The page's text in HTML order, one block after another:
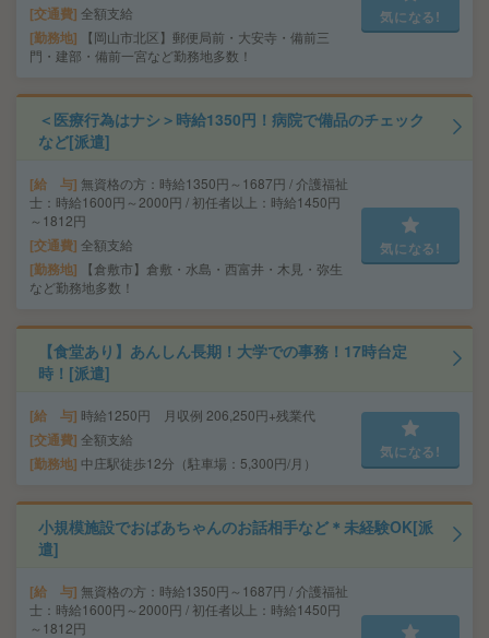
交通費 全額支給
勤務地
【岡山市北区】郵便局前・大安寺・備前三
門・建部・備前一宮など勤務地多数！
気になる!
＜医療行為はナシ＞時給1350円！病院で備品のチェック
など[派遣]
給 与 無資格の方：時給1350円～1687円 / 介護福祉
士：時給1600円～2000円 / 初任者以上：時給1450円
～1812円
交通費 全額支給
勤務地
【倉敷市】倉敷・水島・西富井・木見・弥生
など勤務地多数！
気になる!
【食堂あり】あんしん長期！大学での事務！17時台定
時！[派遣]
給 与 時給1250円 月収例 206,250円+残業代
交通費 全額支給
勤務地 中庄駅徒歩12分（駐車場：5,300円/月）
気になる!
小規模施設でおばあちゃんのお話相手など＊未経験OK[派
遣]
給 与 無資格の方：時給1350円～1687円 / 介護福祉
士：時給1600円～2000円 / 初任者以上：時給1450円
～1812円